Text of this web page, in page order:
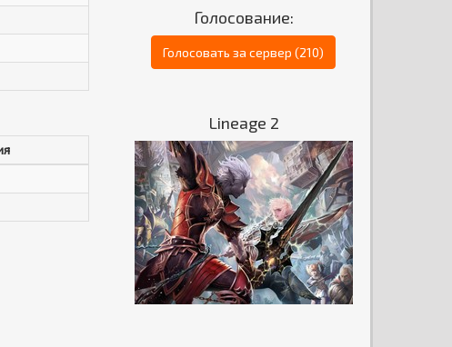
Голосование:
Голосовать за сервер (210)
Lineage 2